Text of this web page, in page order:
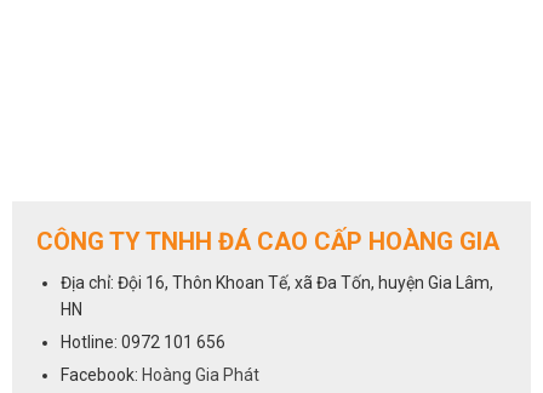
CÔNG TY TNHH ĐÁ CAO CẤP HOÀNG GIA
Địa chỉ: Đội 16, Thôn Khoan Tế, xã Đa Tốn, huyện Gia Lâm,
HN
Hotline: 0972 101 656
Facebook: Hoàng Gia Phát